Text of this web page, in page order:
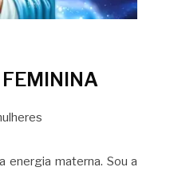
energia materna. Sou a